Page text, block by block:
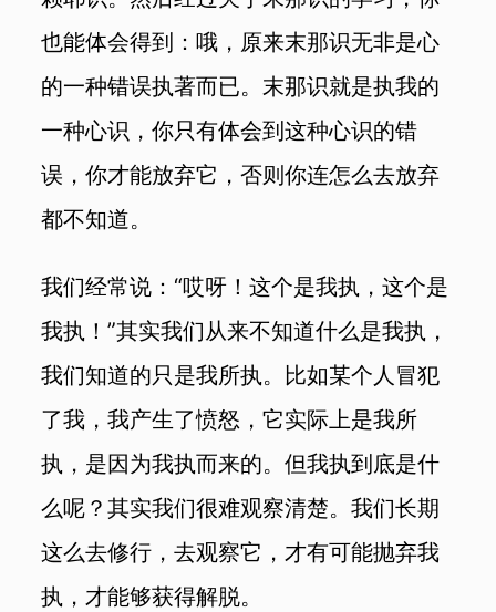
也能体会得到：哦，原来末那识无非是心
的一种错误执著而已。末那识就是执我的
一种心识，你只有体会到这种心识的错
误，你才能放弃它，否则你连怎么去放弃
都不知道。
我们经常说：“哎呀！这个是我执，这个是
我执！”其实我们从来不知道什么是我执，
我们知道的只是我所执。比如某个人冒犯
了我，我产生了愤怒，它实际上是我所
执，是因为我执而来的。但我执到底是什
么呢？其实我们很难观察清楚。我们长期
这么去修行，去观察它，才有可能抛弃我
执，才能够获得解脱。